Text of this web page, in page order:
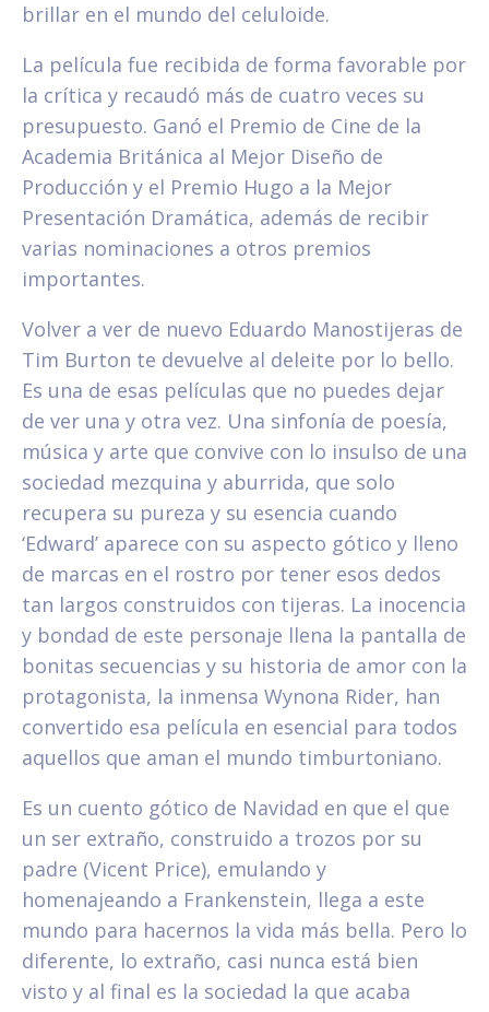
brillar en el mundo del celuloide.
La película fue recibida de forma favorable por
la crítica y recaudó más de cuatro veces su
presupuesto. Ganó el Premio de Cine de la
Academia Británica al Mejor Diseño de
Producción y el Premio Hugo a la Mejor
Presentación Dramática, además de recibir
varias nominaciones a otros premios
importantes.
Volver a ver de nuevo Eduardo Manostijeras de
Tim Burton te devuelve al deleite por lo bello.
Es una de esas películas que no puedes dejar
de ver una y otra vez. Una sinfonía de poesía,
música y arte que convive con lo insulso de una
sociedad mezquina y aburrida, que solo
recupera su pureza y su esencia cuando
‘Edward’ aparece con su aspecto gótico y lleno
de marcas en el rostro por tener esos dedos
tan largos construidos con tijeras. La inocencia
y bondad de este personaje llena la pantalla de
bonitas secuencias y su historia de amor con la
protagonista, la inmensa Wynona Rider, han
convertido esa película en esencial para todos
aquellos que aman el mundo timburtoniano.
Es un cuento gótico de Navidad en que el que
un ser extraño, construido a trozos por su
padre (Vicent Price), emulando y
homenajeando a Frankenstein, llega a este
mundo para hacernos la vida más bella. Pero lo
diferente, lo extraño, casi nunca está bien
visto y al final es la sociedad la que acaba